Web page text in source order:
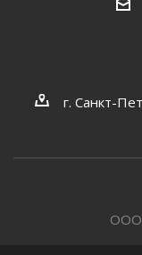
г. Санкт-
ООО